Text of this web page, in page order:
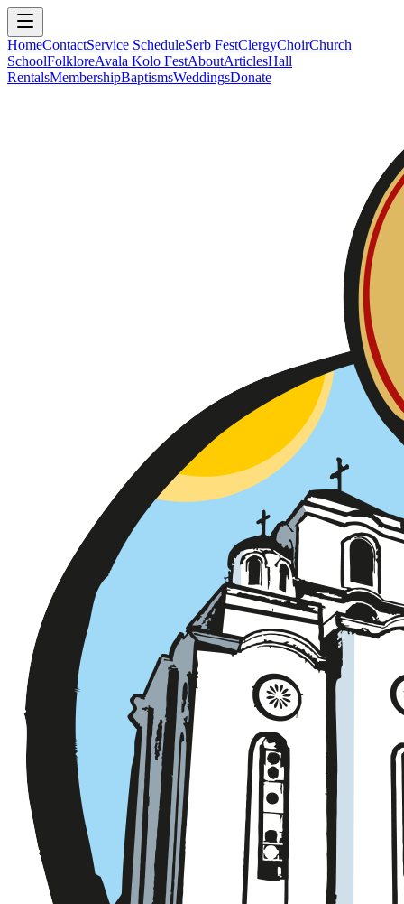
HomeContactService ScheduleSerb FestClergyChoirChurch
SchoolFolkloreAvala Kolo FestAboutArticlesHall
RentalsMembershipBaptismsWeddingsDonate